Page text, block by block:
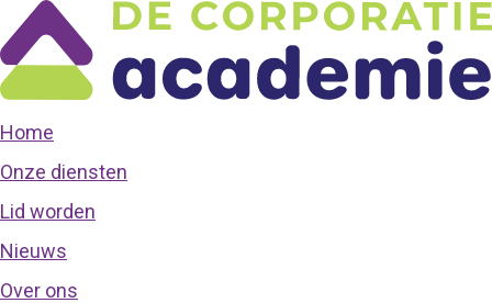
Home
Onze diensten
Lid worden
Nieuws
Over ons